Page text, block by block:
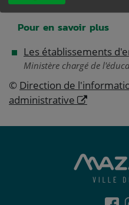
Pour en savoir plus
Les établissements
Ministère chargé de
© Direction de
administrative